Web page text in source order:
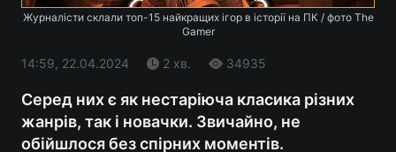
Журналісти склали топ-15 найкращих ігор в історії на ПК / фото The
Gamer
14:59, 22.04.2024 2 хв. 34935
Серед них є як нестаріюча класика різних
жанрів, так і новачки. Звичайно, не
обійшлося без спірних моментів.